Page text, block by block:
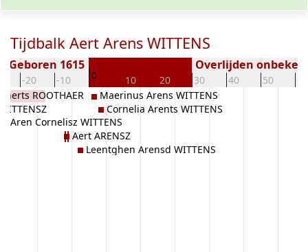
Tijdbalk Aert Arens WITTENS
-20 -10 0 10 20 30 40 50
Geboren 1615 Overlijden
ROOTHAER
Aren Cornelisz WITTENS
Aert ARENSZ
Leentghen Arensd WITTENS
Maerinus Arens WITTENS
Cornelia Arents WITTENS